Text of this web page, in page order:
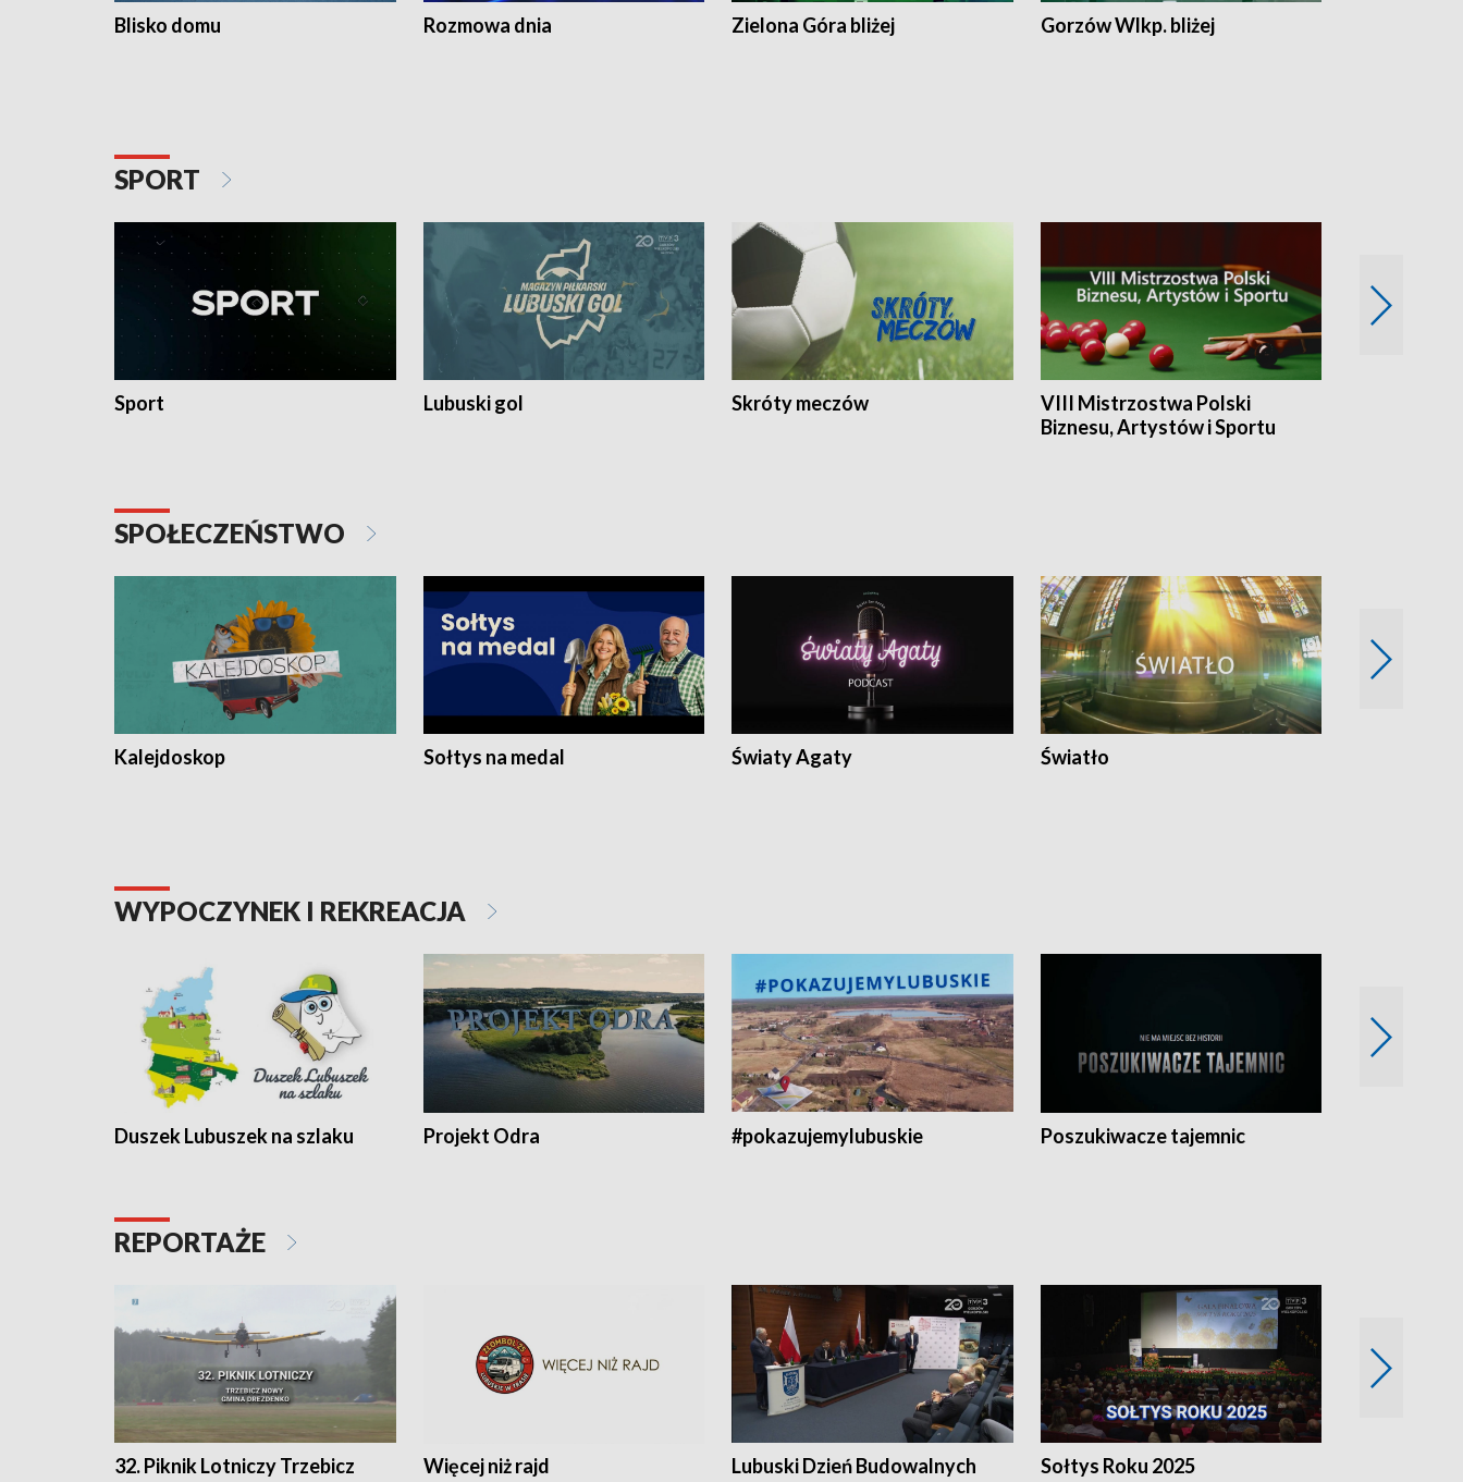
Blisko domu Rozmowa dnia Zielona Góra bliżej Gorzów Wlkp. bliżej
SPORT
Sport Lubuski gol Skróty meczów
VIII Mistrzostwa Polski
Biznesu, Artystów i Sportu
SPOŁECZEŃSTWO
Kalejdoskop Sołtys na medal Światy Agaty Światło
WYPOCZYNEK I REKREACJA
Duszek Lubuszek na szlaku Projekt Odra #pokazujemylubuskie Poszukiwacze tajemnic
REPORTAŻE
32. Piknik Lotniczy Trzebicz
Więcej niż rajd Lubuski Dzień Budowalnych Sołtys Roku 2025